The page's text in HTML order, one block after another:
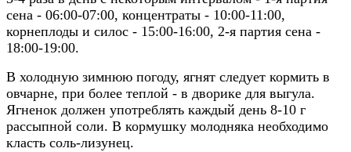
сена - 06:00-07:00, концентраты - 10:00-11:00,
корнеплоды и силос - 15:00-16:00, 2-я партия сена -
18:00-19:00.
В холодную зимнюю погоду, ягнят следует кормить в
овчарне, при более теплой - в дворике для выгула.
Ягненок должен употреблять каждый день 8-10 г
рассыпной соли. В кормушку молодняка необходимо
класть соль-лизунец.